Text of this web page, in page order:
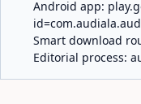
Android app:
Smart download
Editorial process: